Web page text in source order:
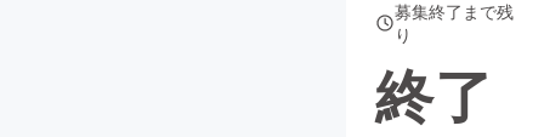
募集終了まで残
り
終了